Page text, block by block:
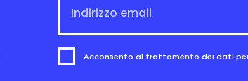
Acconsento al trattamento dei dati